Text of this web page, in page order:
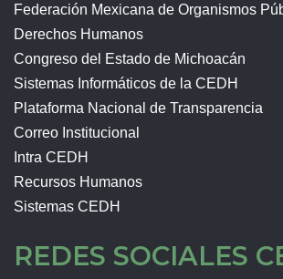
Federación Mexicana de Organismos
Derechos Humanos
Congreso del Estado de Michoacán
Sistemas Informáticos de la CEDH
Plataforma Nacional de Transparencia
Correo Institucional
Intra CEDH
Recursos Humanos
Sistemas CEDH
REDES SOCIALES